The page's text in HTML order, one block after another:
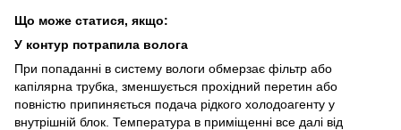
Що може статися, якщо:
У контур потрапила волога
При попаданні в систему вологи обмерзає фільтр або
капілярна трубка, зменшується прохідний перетин або
повністю припиняється подача рідкого холодоагенту у
внутрішній блок. Температура в приміщенні все далі від